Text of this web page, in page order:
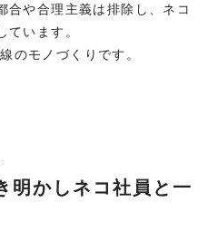
合や合理主義は排除し、ネコ
ています。
のモノづくりです。
明かしネコ社員と一